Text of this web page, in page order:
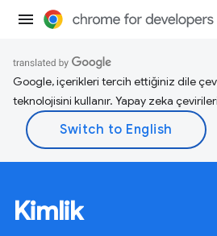
Google, içerikleri tercih ettiğiniz dile
teknolojisini kullanır. Yapay zeka
Kimlik